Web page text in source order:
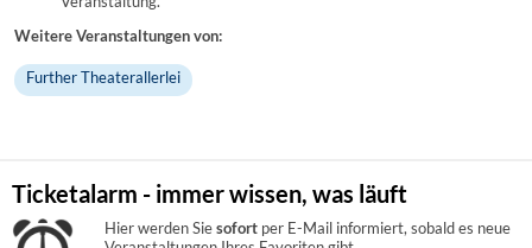
Weitere Veranstaltungen von:
Further Theaterallerlei
Ticketalarm - immer wissen, was läuft
Hier werden Siesofort per E-Mail informiert, sobald es neue